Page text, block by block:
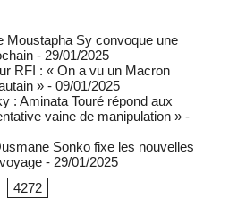
Moustapha Sy convoque une
- 29/01/2025
RFI : « On a vu un Macron
» - 09/01/2025
: Aminata Touré répond aux
vaine de manipulation » -
Sonko fixe les nouvelles
- 29/01/2025
4272